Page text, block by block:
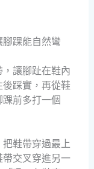
踝能自然彎
讓腳趾在鞋內
踩實，再從鞋
前多打一個
鞋帶穿過最上
交叉穿進另一